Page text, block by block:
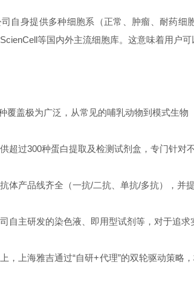
自身提供多种细胞系（正常、肿瘤、耐药细
等国内外主流细胞库。这意味着用户
覆盖极为广泛，从常见的哺乳动物到模式生
超过300种蛋白提取及检测试剂盒，专门针对
体产品线齐全（一抗/二抗、单抗/多抗），并
自主研发的染色液、即用型试剂等，对于追
，上海雅吉通过“自研+代理”的双轮驱动策略